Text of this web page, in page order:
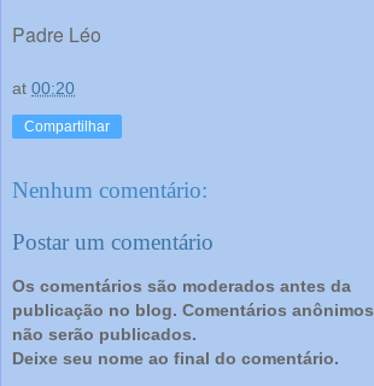
Padre Léo
at 00:20
Compartilhar
Nenhum comentário:
Postar um comentário
Os comentários são moderados antes da
publicação no blog. Comentários anônimos
não serão publicados.
Deixe seu nome ao final do comentário.